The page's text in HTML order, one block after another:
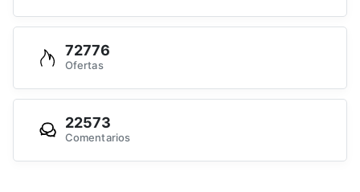
72776
Ofertas
22573
Comentarios